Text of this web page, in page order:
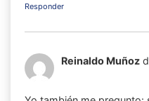
Responder
Reinaldo Muñoz